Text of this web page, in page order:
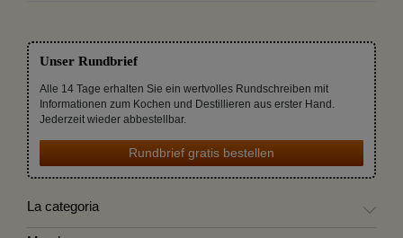
Unser Rundbrief
Alle 14 Tage erhalten Sie ein wertvolles Rundschreiben mit
Informationen zum Kochen und Destillieren aus erster Hand.
Jederzeit wieder abbestellbar.
Rundbrief gratis bestellen
La categoria